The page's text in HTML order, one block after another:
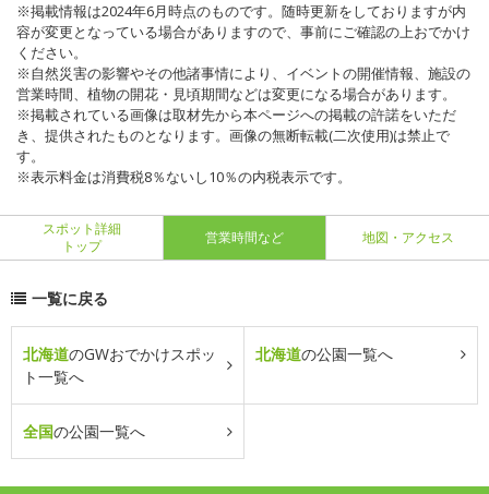
※掲載情報は2024年6月時点のものです。随時更新をしておりますが内
容が変更となっている場合がありますので、事前にご確認の上おでかけ
ください。
※自然災害の影響やその他諸事情により、イベントの開催情報、施設の
営業時間、植物の開花・見頃期間などは変更になる場合があります。
※掲載されている画像は取材先から本ページへの掲載の許諾をいただ
き、提供されたものとなります。画像の無断転載(二次使用)は禁止で
す。
※表示料金は消費税8％ないし10％の内税表示です。
スポット詳細
トップ
営業時間など 地図・アクセス
一覧に戻る
北海道のGWおでかけスポッ
ト一覧へ
北海道の公園一覧へ
全国の公園一覧へ